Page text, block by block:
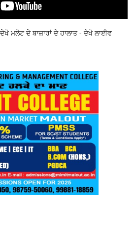
ਮਲੋਟ ਦੇ ਬਾਜ਼ਾਰਾਂ ਦੇ ਹਾਲਾਤ - ਦੇਖੋ ਲਾਈਵ